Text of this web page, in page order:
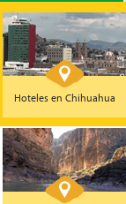
Hoteles en Chihuahua